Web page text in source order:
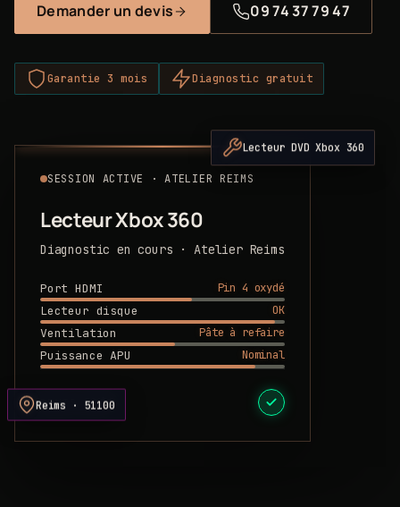
Demander un devis 09 74 37 79 47
Garantie 3 mois Diagnostic gratuit
SESSION ACTIVE · ATELIER REIMS
Lecteur Xbox 360
Diagnostic en cours · Atelier Reims
Port HDMI
Pin 4 oxydé
Lecteur disque
OK
Ventilation
Pâte à refaire
Puissance APU
Nominal
DEVIS PRÊT
Lecteur DVD Xbox 360
Reims · 51100